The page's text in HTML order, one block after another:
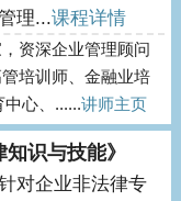
理...课程详情
资深企业管理顾问
培训师、金融业培
心、......讲师主页
知识与技能》
对企业非法律专